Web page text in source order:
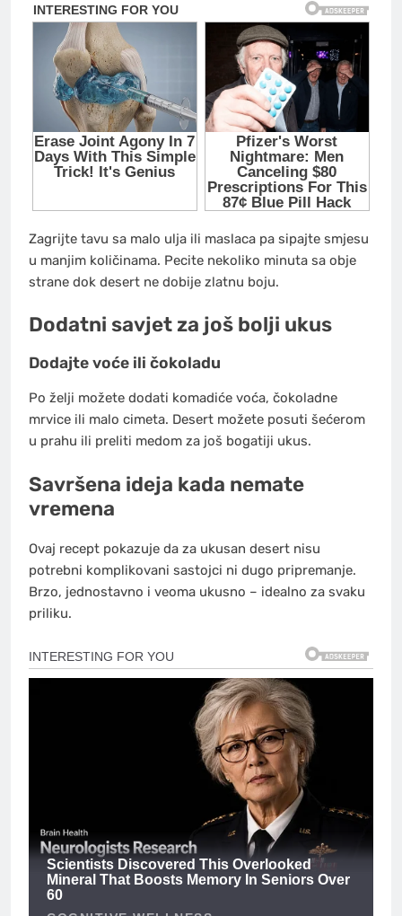
Zagrijte tavu sa malo ulja ili maslaca pa sipajte smjesu
u manjim količinama. Pecite nekoliko minuta sa obje
strane dok desert ne dobije zlatnu boju.
Dodatni savjet za još bolji ukus
Dodajte voće ili čokoladu
Po želji možete dodati komadiće voća, čokoladne
mrvice ili malo cimeta. Desert možete posuti šećerom
u prahu ili preliti medom za još bogatiji ukus.
Savršena ideja kada nemate
vremena
Ovaj recept pokazuje da za ukusan desert nisu
potrebni komplikovani sastojci ni dugo pripremanje.
Brzo, jednostavno i veoma ukusno – idealno za svaku
priliku.